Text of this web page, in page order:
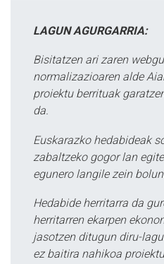
LAGUN AGURGARRIA:
Bisitatzen ari zaren
normalizazioaren alde
proiektu berrituak
da.
Euskarazko hedabideak
zabaltzeko gogor lan
egunero langile zein
Hedabide herritarra da
herritarren ekarpen
jasotzen ditugun diru-
ez baitira nahikoa